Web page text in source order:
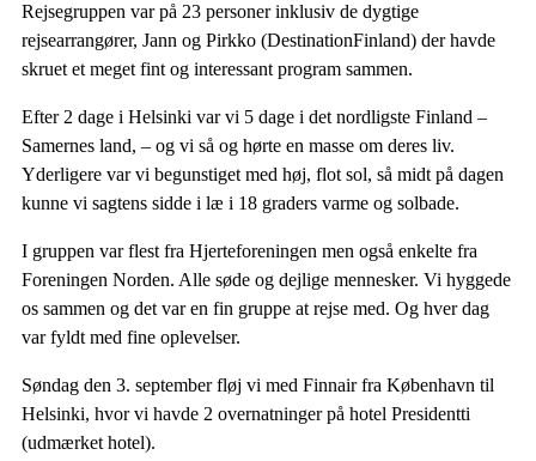
Rejsegruppen var på 23 personer inklusiv de dygtige
rejsearrangører, Jann og Pirkko (DestinationFinland) der havde
skruet et meget fint og interessant program sammen.
Efter 2 dage i Helsinki var vi 5 dage i det nordligste Finland –
Samernes land, – og vi så og hørte en masse om deres liv.
Yderligere var vi begunstiget med høj, flot sol, så midt på dagen
kunne vi sagtens sidde i læ i 18 graders varme og solbade.
I gruppen var flest fra Hjerteforeningen men også enkelte fra
Foreningen Norden. Alle søde og dejlige mennesker. Vi hyggede
os sammen og det var en fin gruppe at rejse med. Og hver dag
var fyldt med fine oplevelser.
Søndag den 3. september fløj vi med Finnair fra København til
Helsinki, hvor vi havde 2 overnatninger på hotel Presidentti
(udmærket hotel).